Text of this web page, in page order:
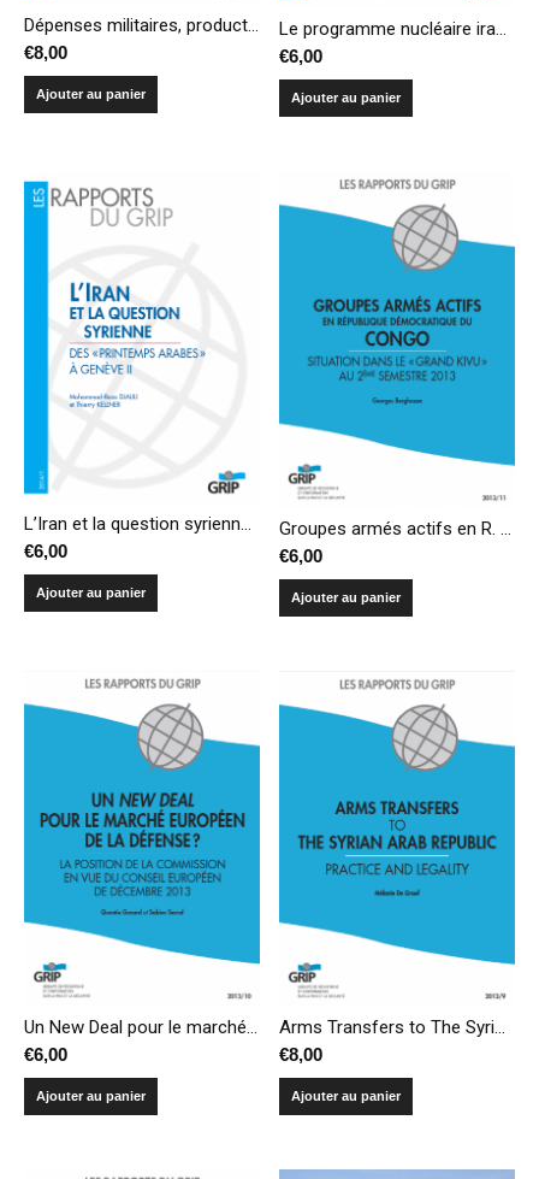
Dépenses militaires, production et transferts d’armes – Compendium 2014
€8,00
Ajouter au panier
Le programme nucléaire iranien : Rétrospective sur les accords conclus avec l’AIEA et le « P5+1 »
€6,00
Ajouter au panier
L’Iran et la question syrienne : des « Printemps arabes » à Genève II
€6,00
Ajouter au panier
Groupes armés actifs en R. D. Congo – Situation dans le « Grand Kivu » au 2ème semestre 2013
€6,00
Ajouter au panier
Un New Deal pour le marché européen de la défense ? La position de la Commission en vue du Conseil européen de décembre 2013
€6,00
Ajouter au panier
Arms Transfers to The Syrian Arab Republic : Practice and Legality
€8,00
Ajouter au panier